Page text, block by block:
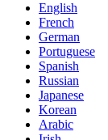
English
French
German
Portuguese
Spanish
Russian
Japanese
Korean
Arabic